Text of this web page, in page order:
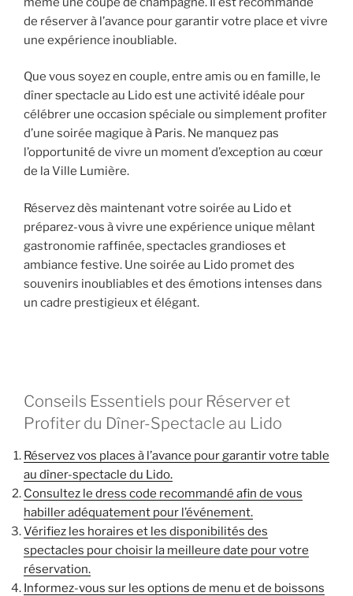
de réserver à l’avance pour garantir votre place et vivre
une expérience inoubliable.
Que vous soyez en couple, entre amis ou en famille, le
dîner spectacle au Lido est une activité idéale pour
célébrer une occasion spéciale ou simplement profiter
d’une soirée magique à Paris. Ne manquez pas
l’opportunité de vivre un moment d’exception au cœur
de la Ville Lumière.
Réservez dès maintenant votre soirée au Lido et
préparez-vous à vivre une expérience unique mêlant
gastronomie raffinée, spectacles grandioses et
ambiance festive. Une soirée au Lido promet des
souvenirs inoubliables et des émotions intenses dans
un cadre prestigieux et élégant.
Conseils Essentiels pour Réserver et
Profiter du Dîner-Spectacle au Lido
Réservez vos places à l’avance pour garantir votre table
au dîner-spectacle du Lido.
Consultez le dress code recommandé afin de vous
habiller adéquatement pour l’événement.
Vérifiez les horaires et les disponibilités des
spectacles pour choisir la meilleure date pour votre
réservation.
Informez-vous sur les options de menu et de boissons